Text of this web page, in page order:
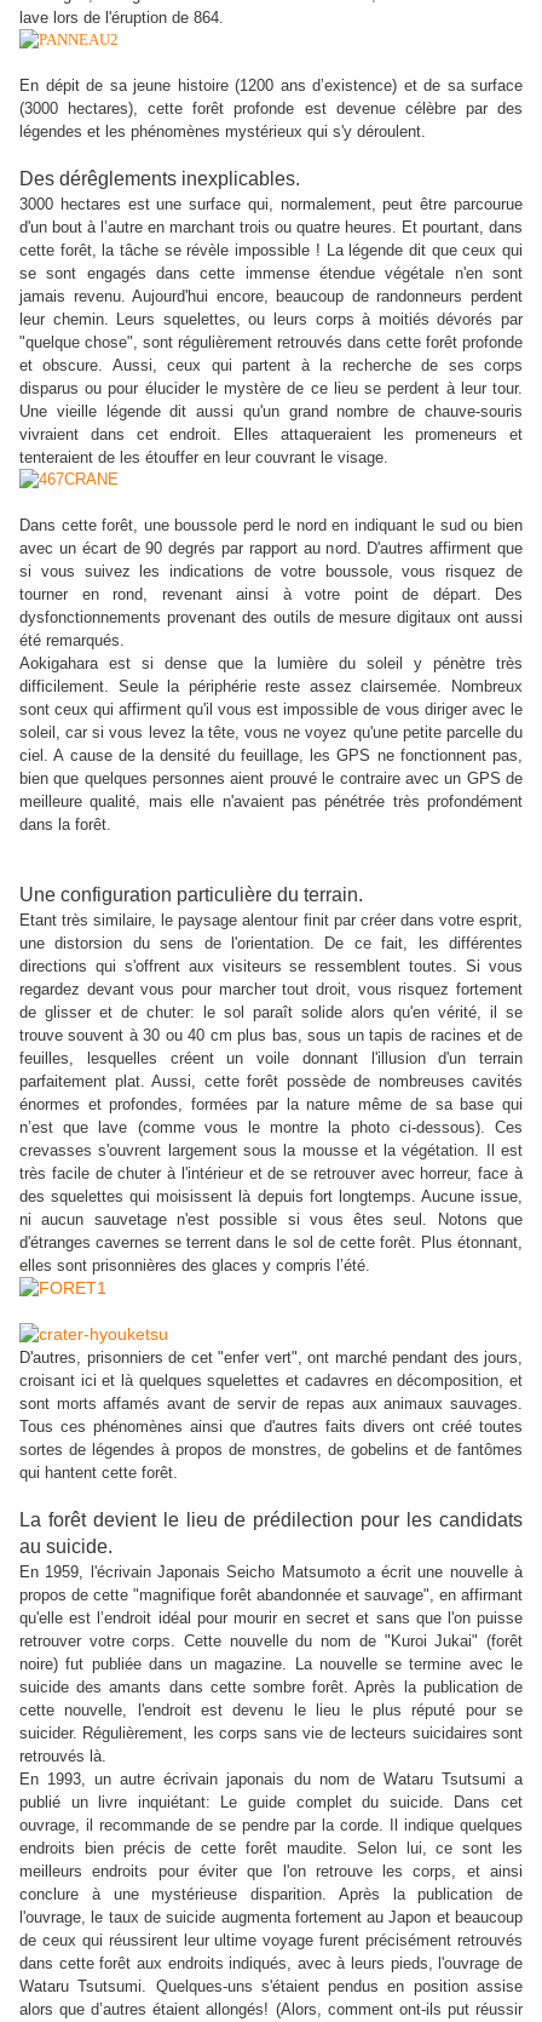
lave lors de l'éruption de 864.
En dépit de sa jeune histoire (1200 ans d’existence) et de sa surface
(3000 hectares), cette forêt profonde est devenue célèbre par des
légendes et les phénomènes mystérieux qui s'y déroulent.
Des dérêglements inexplicables.
3000 hectares est une surface qui, normalement, peut être parcourue
d'un bout à l’autre en marchant trois ou quatre heures. Et pourtant, dans
cette forêt, la tâche se révèle impossible ! La légende dit que ceux qui
se sont engagés dans cette immense étendue végétale n'en sont
jamais revenu. Aujourd'hui encore, beaucoup de randonneurs perdent
leur chemin. Leurs squelettes, ou leurs corps à moitiés dévorés par
"quelque chose", sont régulièrement retrouvés dans cette forêt profonde
et obscure. Aussi, ceux qui partent à la recherche de ses corps
disparus ou pour élucider le mystère de ce lieu se perdent à leur tour.
Une vieille légende dit aussi qu'un grand nombre de chauve-souris
vivraient dans cet endroit. Elles attaqueraient les promeneurs et
tenteraient de les étouffer en leur couvrant le visage.
Dans cette forêt, une boussole perd le nord en indiquant le sud ou bien
avec un écart de 90 degrés par rapport au nord. D'autres affirment que
si vous suivez les indications de votre boussole, vous risquez de
tourner en rond, revenant ainsi à votre point de départ. Des
dysfonctionnements provenant des outils de mesure digitaux ont aussi
été remarqués.
Aokigahara est si dense que la lumière du soleil y pénètre très
difficilement. Seule la périphérie reste assez clairsemée. Nombreux
sont ceux qui affirment qu'il vous est impossible de vous diriger avec le
soleil, car si vous levez la tête, vous ne voyez qu'une petite parcelle du
ciel. A cause de la densité du feuillage, les GPS ne fonctionnent pas,
bien que quelques personnes aient prouvé le contraire avec un GPS de
meilleure qualité, mais elle n'avaient pas pénétrée très profondément
dans la forêt.
Une configuration particulière du terrain.
Etant très similaire, le paysage alentour finit par créer dans votre esprit,
une distorsion du sens de l'orientation. De ce fait, les différentes
directions qui s'offrent aux visiteurs se ressemblent toutes. Si vous
regardez devant vous pour marcher tout droit, vous risquez fortement
de glisser et de chuter: le sol paraît solide alors qu'en vérité, il se
trouve souvent à 30 ou 40 cm plus bas, sous un tapis de racines et de
feuilles, lesquelles créent un voile donnant l'illusion d'un terrain
parfaitement plat. Aussi, cette forêt possède de nombreuses cavités
énormes et profondes, formées par la nature même de sa base qui
n’est que lave (comme vous le montre la photo ci-dessous). Ces
crevasses s'ouvrent largement sous la mousse et la végétation. Il est
très facile de chuter à l'intérieur et de se retrouver avec horreur, face à
des squelettes qui moisissent là depuis fort longtemps. Aucune issue,
ni aucun sauvetage n'est possible si vous êtes seul. Notons que
d'étranges cavernes se terrent dans le sol de cette forêt. Plus étonnant,
elles sont prisonnières des glaces y compris l’été.
D'autres, prisonniers de cet "enfer vert", ont marché pendant des jours,
croisant ici et là quelques squelettes et cadavres en décomposition, et
sont morts affamés avant de servir de repas aux animaux sauvages.
Tous ces phénomènes ainsi que d'autres faits divers ont créé toutes
sortes de légendes à propos de monstres, de gobelins et de fantômes
qui hantent cette forêt.
La forêt devient le lieu de prédilection pour les candidats
au suicide.
En 1959, l'écrivain Japonais Seicho Matsumoto a écrit une nouvelle à
propos de cette "magnifique forêt abandonnée et sauvage", en affirmant
qu'elle est l’endroit idéal pour mourir en secret et sans que l'on puisse
retrouver votre corps. Cette nouvelle du nom de "Kuroi Jukai" (forêt
noire) fut publiée dans un magazine. La nouvelle se termine avec le
suicide des amants dans cette sombre forêt. Après la publication de
cette nouvelle, l'endroit est devenu le lieu le plus réputé pour se
suicider. Régulièrement, les corps sans vie de lecteurs suicidaires sont
retrouvés là.
En 1993, un autre écrivain japonais du nom de Wataru Tsutsumi a
publié un livre inquiétant: Le guide complet du suicide. Dans cet
ouvrage, il recommande de se pendre par la corde. Il indique quelques
endroits bien précis de cette forêt maudite. Selon lui, ce sont les
meilleurs endroits pour éviter que l'on retrouve les corps, et ainsi
conclure à une mystérieuse disparition. Après la publication de
l'ouvrage, le taux de suicide augmenta fortement au Japon et beaucoup
de ceux qui réussirent leur ultime voyage furent précisément retrouvés
dans cette forêt aux endroits indiqués, avec à leurs pieds, l'ouvrage de
Wataru Tsutsumi. Quelques-uns s'étaient pendus en position assise
alors que d’autres étaient allongés! (Alors, comment ont-ils put réussir